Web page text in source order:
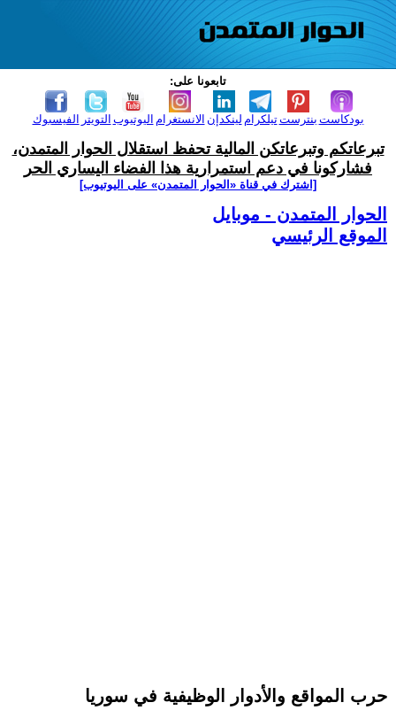
تابعونا على:
الفيسبوك التويتر اليوتيوب الانستغرام لينكدإن تيلكرامبنترست بودكاست
تبرعاتكم وتبرعاتكن المالية تحفظ استقلال الحوار المتمدن،
فشاركونا في دعم استمرارية هذا الفضاء اليساري الحر
[اشترك في قناة ‫«الحوار المتمدن» على اليوتيوب]
الحوار المتمدن - موبايل
الموقع الرئيسي
حرب المواقع والأدوار الوظيفية في سوريا